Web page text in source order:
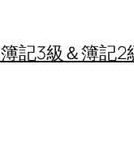
簿記3級＆簿記2